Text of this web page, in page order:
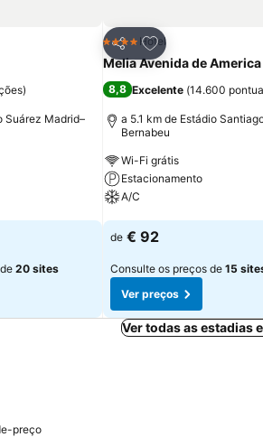
favoritos
)
Suárez Madrid–
20 sites
Partilhar
Adicionar aos
4 EstrelasHotel
Melia Avenida de America
8,8 Excelente (14.600
a 5.1 km de Estádio
Bernabeu
Wi-Fi grátis
Estacionamento
A/C
Ver preços
de € 92
Consulte os preços de 15
Ver preços
Ver todas as estadias
preço